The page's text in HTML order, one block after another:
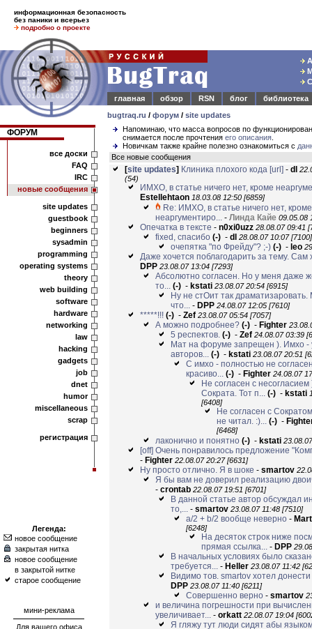
информационная безопасность
без паники и всерьез
подробно о проекте
главная
обзор RSN блог
библиотека
bugtraq.ru / форум / site updates
ФОРУМ
все доски
FAQ
IRC
новые сообщения
site updates
guestbook
beginners
sysadmin
programming
operating systems
theory
web building
software
hardware
networking
law
hacking
gadgets
job
dnet
humor
miscellaneous
scrap
регистрация
Легенда:
новое сообщение
закрытая нитка
новое сообщение
в закрытой нитке
старое сообщение
мини-реклама
Для вашего офиса
Напоминаю, что масса вопросов по
снимается после прочтения его описания
Новичкам также крайне полезно ознакомиться с
Все новые сообщения
[site updates] Клиника плохого кода [url] - dl
(54)
ИМХО, в статье ничего нет, кроме
Estellehtaon 18.03.08 12:50 [6859]
Re: ИМХО, в статье ничего нет, кроме
неаргументиро... - Линда Кайе 09.05.08
Опечатка в тексте - n0xi0uzz 28.08.07 09:41
fixed, спасибо (-) - dl 28.08.07 10:07 [7100]
очепятка "по Фрейду"? ;-) (-) - leo
Даже хочется поблагодарить за тему. Сам
DPP 23.08.07 13:04 [7293]
Абсолютно согласен. Но у меня даже
то... (-) - kstati 23.08.07 20:54 [6915]
Ну не стОит так
что... - DPP 24.08.07 12:05 [7610]
*****!!! (-) - Zef 23.08.07 05:54 [7057]
А можно подробнее? (-) - Fighter
5 респектов. (-) - Zef 24.08.07 03:39
Мат на форуме запрещен ). Имхо -
авторов... (-) - kstati 23.08.07 20:51
С имхо - полностью не
красиво... (-) - Fighter 24.08.07
Не согласен с
Сократа. Тот п... (-) - kstati
[6408]
Не согласен с
не читал. :)... (-) -
[6468]
лаконично и понятно (-) - kstati
[off] Очень понравилось предложение
- Fighter 22.08.07 20:27 [6631]
Ну просто отлично. Я в шоке - smartov
Я бы вам не доверил реализацию
- crontab 22.08.07 19:51 [6701]
В данной статье автор обсуждал
то,... - smartov 23.08.07 11:48 [7510]
a/2 + b/2 вообще неверно -
[6248]
На десяток строк ниже
прямая ссылка... - DPP
В начальных условиях было
требуется... - Heller 23.08.07 11:42
Видимо тов. smartov хотел
DPP 23.08.07 11:40 [6211]
Совершенно верно - smartov
и величина погрешности при
увеличивает... - orkatt 22.08.07 19:04
Я гляжу тут люди сидят абы